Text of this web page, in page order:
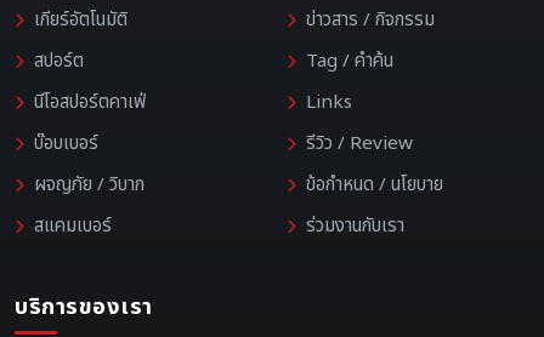
เกียร์อัตโนมัติ
สปอร์ต
นีโอสปอร์ตคาเฟ่
บ๊อบเบอร์
ผจญภัย / วิบาก
สแคมเบอร์
ข่าวสาร / กิจกรรม
Tag / คำค้น
Links
รีวิว / Review
ข้อกำหนด / นโยบาย
ร่วมงานกับเรา
บริการของเรา